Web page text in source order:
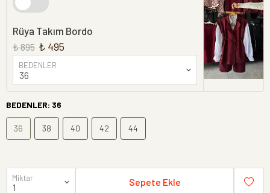
Rüya Takım Bordo
₺ 895 ₺ 495
BEDENLER
BEDENLER: 36
36 38 40 42 44
Miktar Sepete Ekle